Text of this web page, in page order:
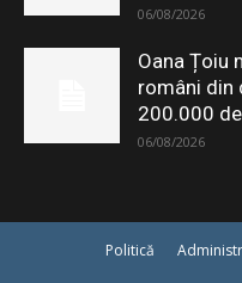
06/08/2026
Oana Țoiu
români din
200.000
06/08/2026
Politică